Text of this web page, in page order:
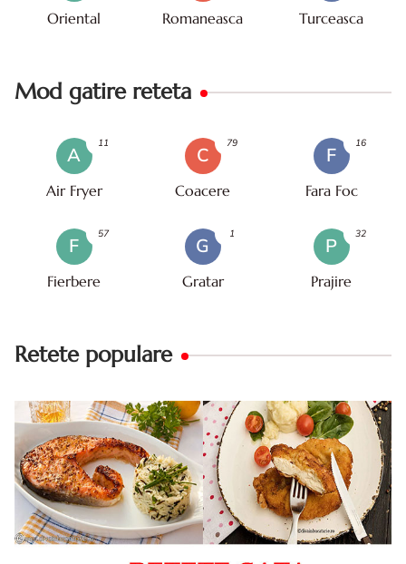
Oriental Romaneasca Turceasca
Mod gatire reteta
A
Air Fryer
11
C
Coacere
79
F
Fara Foc
16
F
Fierbere
57
G
Gratar
1
P
Prajire
32
Retete populare